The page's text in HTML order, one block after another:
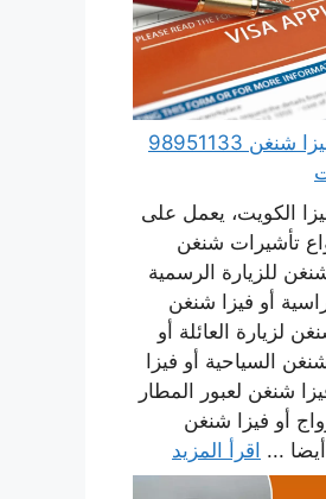
مكتب استخراج فيزا شنغن 98951133
الكويت، يعمل على
تأشيرات شنغن
للزيارة الرسمية
أو فيزا شنغن
لزيارة العائلة أو
السياحية أو فيزا
شنغن لعبور المطار
أو فيزا شنغن
... اقرأ المزيد